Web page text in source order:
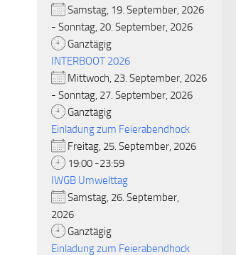
Samstag, 19. September, 2026
- Sonntag, 20. September, 2026
Ganztägig
INTERBOOT 2026
Mittwoch, 23. September, 2026
- Sonntag, 27. September, 2026
Ganztägig
Einladung zum Feierabendhock
Freitag, 25. September, 2026
19:00 -23:59
IWGB Umwelttag
Samstag, 26. September,
2026
Ganztägig
Einladung zum Feierabendhock